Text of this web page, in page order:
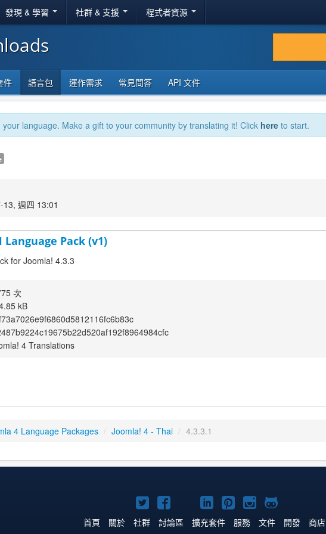
發現 & 學習 社群 & 支援 程式者資源
件 語言包 運作需求 常見問答 API 文件
language. Make a gift to your community by translating it! Click here to start.
週四 13:01
Language Pack (v1)
for Joomla! 4.3.3
次
kB
4 Translations
4 Language Packages / Joomla! 4 - Thai / 4.3.3.1
Twitter
上
Facebook
上
YouTube
上
Linkedln
上
Pinterest
上
Instagram
上
GitHub
上
首頁 關於 社群 討論區 擴充套件 服務 文件 開發 商店